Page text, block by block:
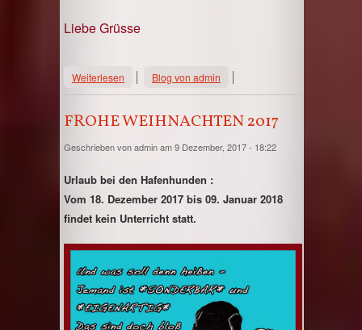
Liebe Grüsse
Weiterlesen über Weihnachten 2018
Blog von admin
FROHE WEIHNACHTEN 2017
Geschrieben vonadminam 9 Dezember, 2017 - 18:22
Urlaub bei den Hafenhunden :
Vom 18. Dezember 2017 bis 09. Januar 2018
findet kein Unterricht statt.